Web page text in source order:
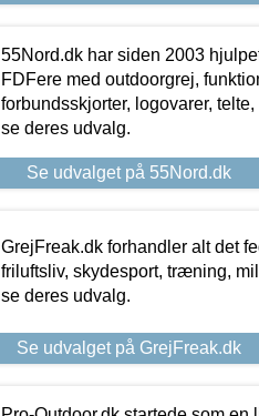
55Nord.dk har siden 2003
FDFere med outdoorgrej,
forbundsskjorter, logovarer,
se deres udvalg.
Se udvalget på 55Nord.dk
GrejFreak.dk forhandler alt det
friluftsliv, skydesport, træning,
se deres udvalg.
Se udvalget på GrejFreak.dk